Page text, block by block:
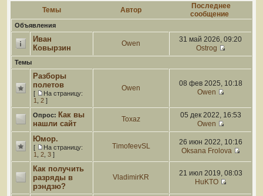
Темы Автор
Последнее
сообщение
Объявления
Иван
Ковырзин
Owen
31 май 2026, 09:20
Ostrog
Темы
Разборы
полетов
[
На страницу:
1
2 ]
Owen
08 фев 2025, 10:18
Owen
Опрос: Как вы
нашли сайт
Toxaz
05 дек 2022, 16:53
Owen
Юмор.
[
На страницу:
1
2 3 ]
TimofeevSL
26 июн 2022, 10:16
Oksana Frolova
Как получить
разряды в
рэндзю?
VladimirKR
21 июл 2019, 08:03
HuKTO